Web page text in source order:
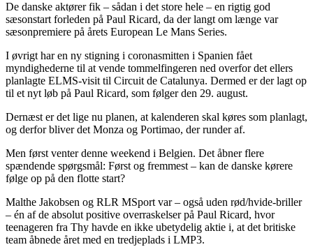
De danske aktører fik – sådan i det store hele – en rigtig god
sæsonstart forleden på Paul Ricard, da der langt om længe var
sæsonpremiere på årets European Le Mans Series.
I øvrigt har en ny stigning i coronasmitten i Spanien fået
myndighederne til at vende tommelfingeren ned overfor det ellers
planlagte ELMS-visit til Circuit de Catalunya. Dermed er der lagt op
til et nyt løb på Paul Ricard, som følger den 29. august.
Dernæst er det lige nu planen, at kalenderen skal køres som planlagt,
og derfor bliver det Monza og Portimao, der runder af.
Men først venter denne weekend i Belgien. Det åbner flere
spændende spørgsmål: Først og fremmest – kan de danske kørere
følge op på den flotte start?
Malthe Jakobsen og RLR MSport var – også uden rød/hvide-briller
– én af de absolut positive overraskelser på Paul Ricard, hvor
teenageren fra Thy havde en ikke ubetydelig aktie i, at det britiske
team åbnede året med en tredjeplads i LMP3.